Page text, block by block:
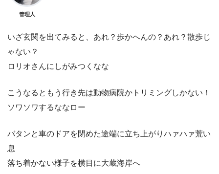
管理人
いざ玄関を出てみると、あれ？歩かへんの？あれ？散歩じ
ゃない？
ロリオさんにしがみつくなな
こうなるともう行き先は動物病院かトリミングしかない！
ソワソワするななロー
バタンと車のドアを閉めた途端に立ち上がりハァハァ荒い
息
落ち着かない様子を横目に大蔵海岸へ